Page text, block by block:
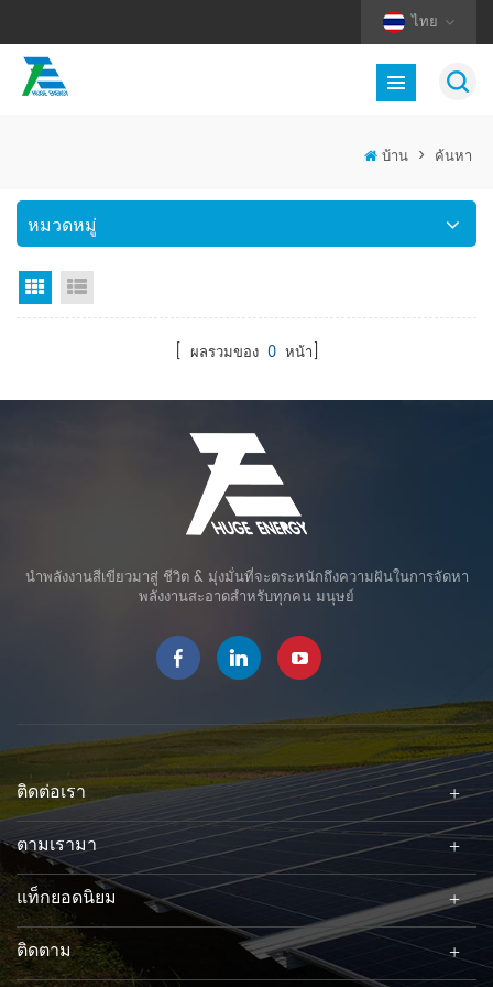
ไทย
บ้าน > ค้นหา
หมวดหมู่
มุมมองตาราง
[ ผลรวมของ 0หน้า]
นำพลังงานสีเขียวมาสู่ ชีวิต & มุ่งมั่นที่จะตระหนักถึงความฝันในการจัดหา
พลังงานสะอาดสำหรับทุกคน มนุษย์
ติดต่อเรา
ตามเรามา
แท็กยอดนิยม
ติดตาม